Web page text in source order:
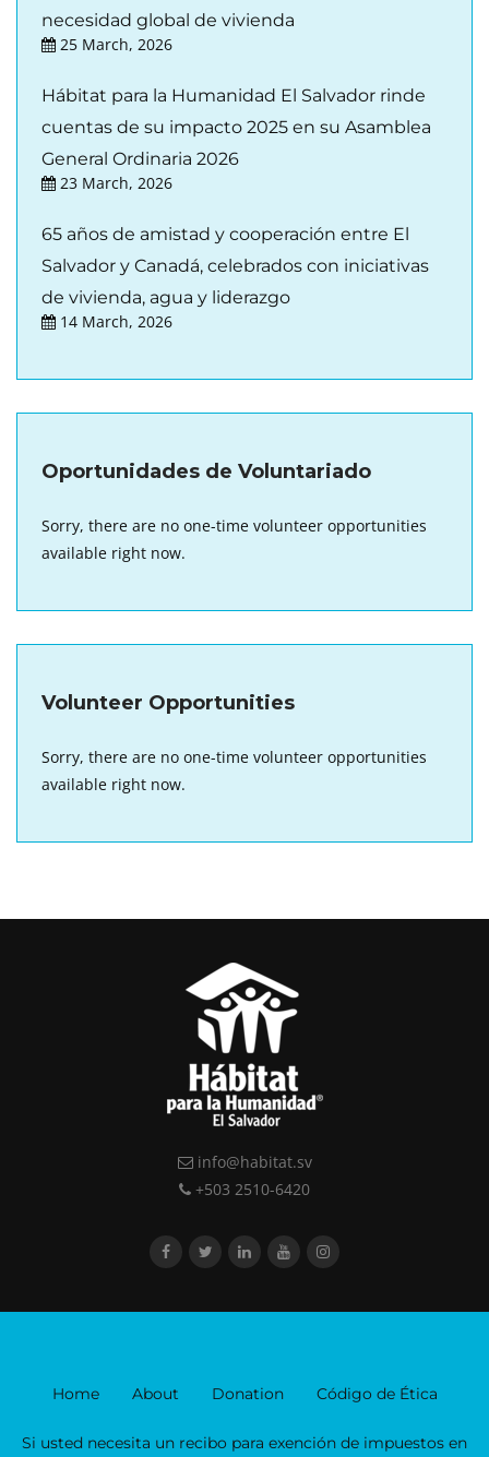
necesidad global de vivienda
25 March, 2026
Hábitat para la Humanidad El Salvador rinde
cuentas de su impacto 2025 en su Asamblea
General Ordinaria 2026
23 March, 2026
65 años de amistad y cooperación entre El
Salvador y Canadá, celebrados con iniciativas
de vivienda, agua y liderazgo
14 March, 2026
Oportunidades de Voluntariado
Sorry, there are no one-time volunteer opportunities
available right now.
Volunteer Opportunities
Sorry, there are no one-time volunteer opportunities
available right now.
info@habitat.sv
+503 2510-6420
Si usted necesita un recibo para exención de impuestos en
Home About Donation Código de Ética